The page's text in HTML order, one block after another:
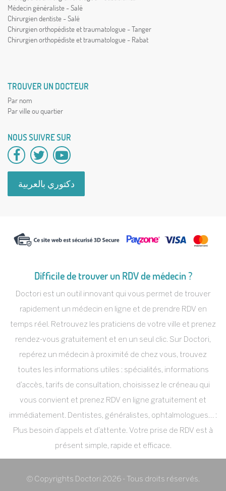
Médecin généraliste - Salé
Chirurgien dentiste - Salé
Chirurgien orthopédiste et traumatologue - Tanger
Chirurgien orthopédiste et traumatologue - Rabat
TROUVER UN DOCTEUR
Par nom
Par ville ou quartier
NOUS SUIVRE SUR
دكتوري بالعربية
Difficile de trouver un RDV de médecin ?
Doctori est un outil innovant qui vous permet de trouver
rapidement un médecin en ligne et de prendre RDV en
temps réel. Retrouvez les praticiens de votre ville et prenez
rendez-vous gratuitement et en un seul clic. Sur Doctori,
repérez un médecin à proximité de chez vous, trouvez
toutes les informations utiles : spécialités, informations
d’accès, tarifs de consultation, choisissez le créneau qui
vous convient et prenez RDV en ligne gratuitement et
immédiatement. Dentistes, généralistes, ophtalmologues… :
Plus besoin d’appels et d’attente. Votre prise de RDV est à
présent simple, rapide et efficace.
© Copyrights Doctori 2026 - Tous droits réservés.